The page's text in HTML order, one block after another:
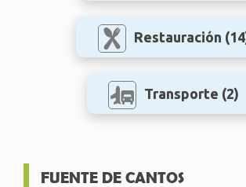
Restauración
Transporte (2)
FUENTE DE CANTOS